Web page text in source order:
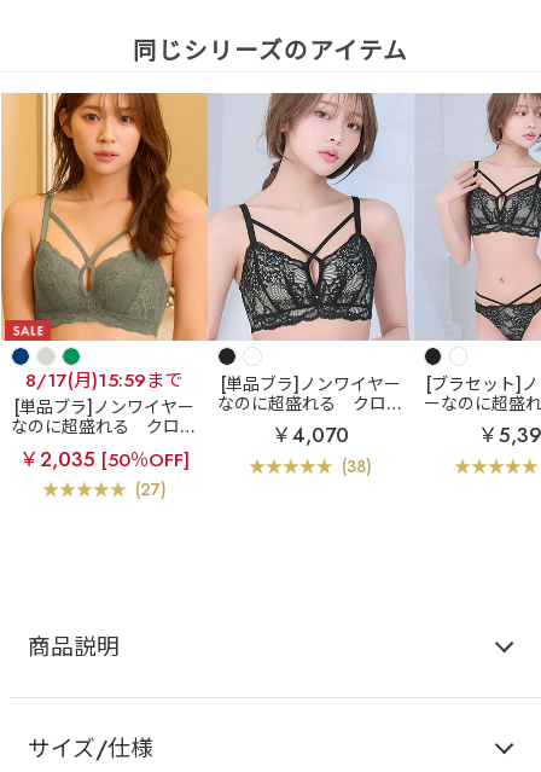
同じシリーズのアイテム
8/17(月)15:59まで
[単品ブラ]ノンワイヤー
なのに超盛れる
クロス
コードレース ノンワイヤ
ー 超盛ブラ(R) 単品ブラ
ジャー
￥2,035 [50％OFF]
(27)
[単品ブラ]ノンワイヤー
なのに超盛れる
クロス
コードレース ノンワイヤ
ー 超盛ブラ(R) 単品ブラ
ジャー
￥4,070
(38)
[ブラセット]
ーなのに超盛
スコードレー
ヤー 超盛ブラ
ャー&シ
￥
商品説明
サイズ/仕様